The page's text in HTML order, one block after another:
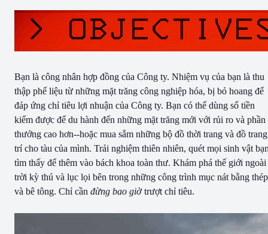
Bạn là công nhân hợp đồng của Công ty. Nhiệm vụ của bạn là thu
thập phế liệu từ những mặt trăng công nghiệp hóa, bị bỏ hoang để
đáp ứng chỉ tiêu lợi nhuận của Công ty. Bạn có thể dùng số tiền
kiếm được để du hành đến những mặt trăng mới với rủi ro và phần
thưởng cao hơn--hoặc mua sắm những bộ đồ thời trang và đồ trang
trí cho tàu của mình. Trải nghiệm thiên nhiên, quét mọi sinh vật
tìm thấy để thêm vào bách khoa toàn thư. Khám phá thế giới ngoài
trời kỳ thú và lục lọi bên trong những công trình mục nát bằng thép
và bê tông. Chỉ cần đừng bao giờtrượt chỉ tiêu.